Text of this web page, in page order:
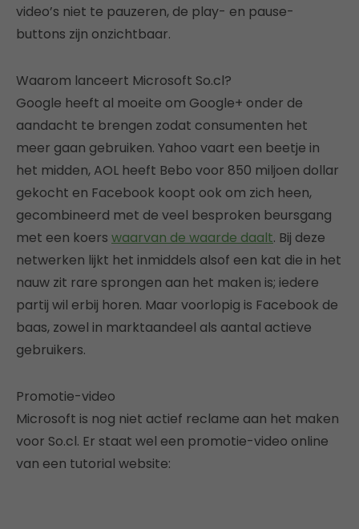
video’s niet te pauzeren, de play- en pause-
buttons zijn onzichtbaar.
Waarom lanceert Microsoft So.cl?
Google heeft al moeite om Google+ onder de
aandacht te brengen zodat consumenten het
meer gaan gebruiken. Yahoo vaart een beetje in
het midden, AOL heeft Bebo voor 850 miljoen dollar
gekocht en Facebook koopt ook om zich heen,
gecombineerd met de veel besproken beursgang
met een koers waarvan de waarde daalt. Bij deze
netwerken lijkt het inmiddels alsof een kat die in het
nauw zit rare sprongen aan het maken is; iedere
partij wil erbij horen. Maar voorlopig is Facebook de
baas, zowel in marktaandeel als aantal actieve
gebruikers.
Promotie-video
Microsoft is nog niet actief reclame aan het maken
voor So.cl. Er staat wel een promotie-video online
van een tutorial website: